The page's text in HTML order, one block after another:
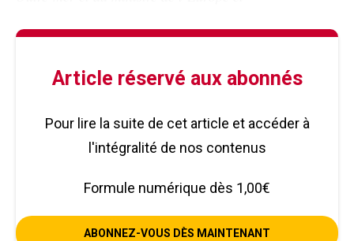
Article réservé aux abonnés
Pour lire la suite de cet article et accéder à
l'intégralité de nos contenus
Formule numérique dès 1,00€
ABONNEZ-VOUS DÈS MAINTENANT